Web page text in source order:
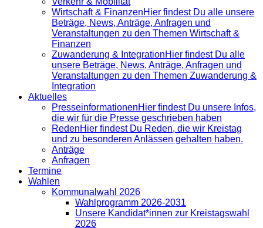
Wirtschaft & FinanzenHier findest Du alle unsere
Beträge, News, Anträge, Anfragen und
Veranstaltungen zu den Themen Wirtschaft &
Finanzen
Zuwanderung & IntegrationHier findest Du alle
unsere Beträge, News, Anträge, Anfragen und
Veranstaltungen zu den Themen Zuwanderung &
Integration
Aktuelles
Presse­informationenHier findest Du unsere Infos,
die wir für die Presse geschrieben haben
RedenHier findest Du Reden, die wir Kreistag
und zu besonderen Anlässen gehalten haben.
Anträge
Anfragen
Termine
Wahlen
Kommunalwahl 2026
Wahlprogramm 2026-2031
Unsere Kandidat*innen zur Kreistagswahl
2026